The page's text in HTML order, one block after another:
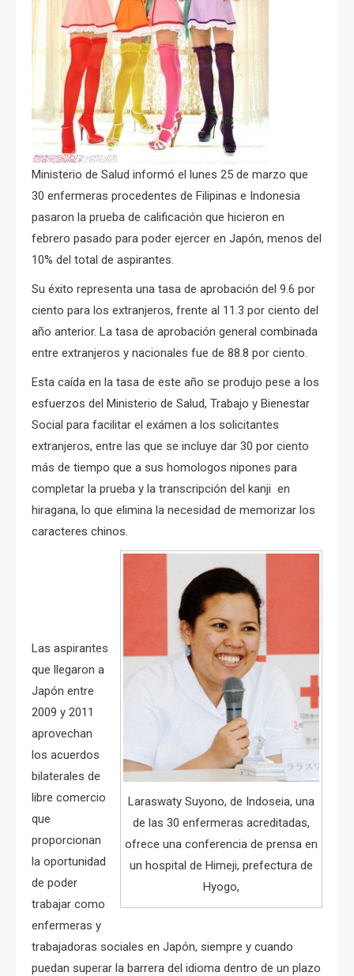
Ministerio de Salud informó el lunes 25 de marzo que
30 enfermeras procedentes de Filipinas e Indonesia
pasaron la prueba de calificación que hicieron en
febrero pasado para poder ejercer en Japón, menos del
10% del total de aspirantes.
Su éxito representa una tasa de aprobación del 9.6 por
ciento para los extranjeros, frente al 11.3 por ciento del
año anterior. La tasa de aprobación general combinada
entre extranjeros y nacionales fue de 88.8 por ciento.
Esta caída en la tasa de este año se produjo pese a los
esfuerzos del Ministerio de Salud, Trabajo y Bienestar
Social para facilitar el exámen a los solicitantes
extranjeros, entre las que se incluye dar 30 por ciento
más de tiempo que a sus homologos nipones para
completar la prueba y la transcripción del kanji en
hiragana, lo que elimina la necesidad de memorizar los
caracteres chinos.
Laraswaty Suyono, de Indoseia, una
de las 30 enfermeras acreditadas,
ofrece una conferencia de prensa en
un hospital de Himeji, prefectura de
Hyogo,
Las aspirantes
que llegaron a
Japón entre
2009 y 2011
aprovechan
los acuerdos
bilaterales de
libre comercio
que
proporcionan
la oportunidad
de poder
trabajar como
enfermeras y
trabajadoras sociales en Japón, siempre y cuando
puedan superar la barrera del idioma dentro de un plazo